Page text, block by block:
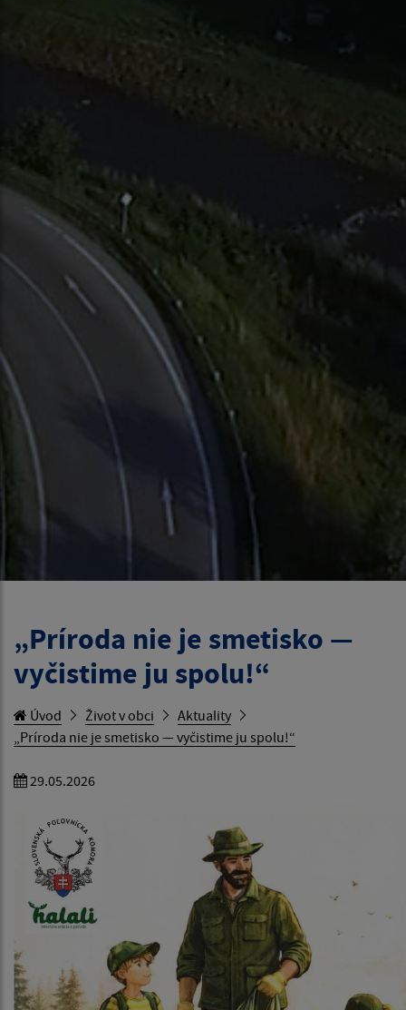
„Príroda nie je smetisko —
vyčistime ju spolu!“
Úvod Život v obci
Aktuality
„Príroda nie je smetisko — vyčistime ju spolu!“
29.05.2026